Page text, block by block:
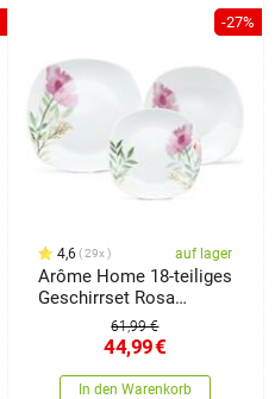
-27%
4,6 29x auf lager
Arôme Home 18-teiliges
Geschirrset Rosa
Klatschmohn
61,99 €
44,99€
In den Warenkorb